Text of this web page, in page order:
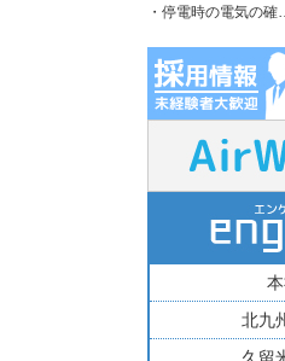
・停電時の電気の
北九
久留